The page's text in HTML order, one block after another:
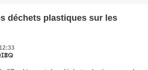
déchets plastiques sur les